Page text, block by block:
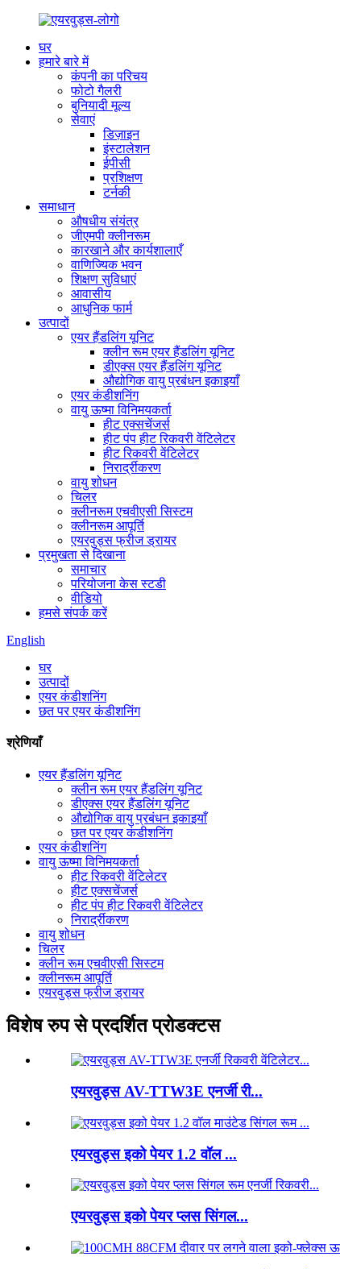
घर
हमारे बारे में
कंपनी का परिचय
फोटो गैलरी
बुनियादी मूल्य
सेवाएं
डिज़ाइन
इंस्टालेशन
ईपीसी
प्रशिक्षण
टर्नकी
समाधान
औषधीय संयंत्र
जीएमपी क्लीनरूम
कारखाने और कार्यशालाएँ
वाणिज्यिक भवन
शिक्षण सुविधाएं
आवासीय
आधुनिक फार्म
उत्पादों
एयर हैंडलिंग यूनिट
क्लीन रूम एयर हैंडलिंग यूनिट
डीएक्स एयर हैंडलिंग यूनिट
औद्योगिक वायु प्रबंधन इकाइयाँ
एयर कंडीशनिंग
वायु ऊष्मा विनिमयकर्ता
हीट एक्सचेंजर्स
हीट पंप हीट रिकवरी वेंटिलेटर
हीट रिकवरी वेंटिलेटर
निरार्द्रीकरण
वायु शोधन
चिलर
क्लीनरूम एचवीएसी सिस्टम
क्लीनरूम आपूर्ति
एयरवुड्स फ्रीज ड्रायर
प्रमुखता से दिखाना
समाचार
परियोजना केस स्टडी
वीडियो
हमसे संपर्क करें
English
घर
उत्पादों
एयर कंडीशनिंग
छत पर एयर कंडीशनिंग
श्रेणियाँ
एयर हैंडलिंग यूनिट
क्लीन रूम एयर हैंडलिंग यूनिट
डीएक्स एयर हैंडलिंग यूनिट
औद्योगिक वायु प्रबंधन इकाइयाँ
छत पर एयर कंडीशनिंग
एयर कंडीशनिंग
वायु ऊष्मा विनिमयकर्ता
हीट रिकवरी वेंटिलेटर
हीट एक्सचेंजर्स
हीट पंप हीट रिकवरी वेंटिलेटर
निरार्द्रीकरण
वायु शोधन
चिलर
क्लीन रूम एचवीएसी सिस्टम
क्लीनरूम आपूर्ति
एयरवुड्स फ्रीज ड्रायर
विशेष रुप से प्रदर्शित प्रोडक्टस
एयरवुड्स AV-TTW3E एनर्जी री...
एयरवुड्स इको पेयर 1.2 वॉल ...
एयरवुड्स इको पेयर प्लस सिंगल...